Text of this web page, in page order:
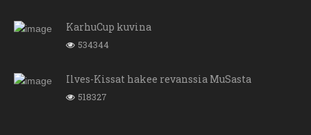
KarhuCup kuvina
534344
Ilves-Kissat hakee revanssia MuSasta
518327